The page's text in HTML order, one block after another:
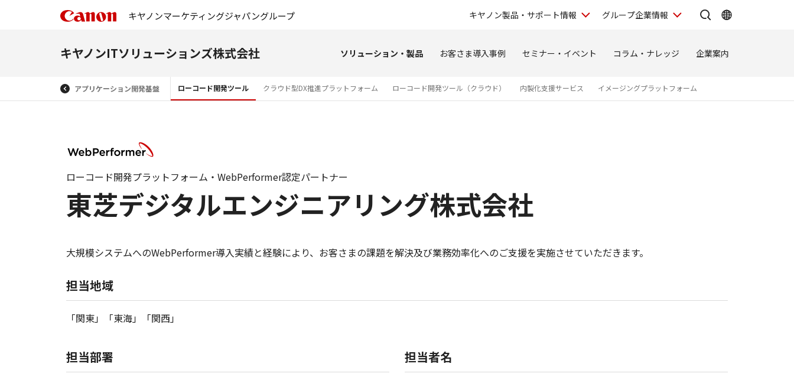
キヤノンマーケティングジャパングループ キヤノン製品・サポート情報 グループ企業情報
キヤノンITソリューションズ株式会社 ソリューション・製品 お客さま導入事例 セミナー・イベント コラム・ナレッジ 企業案内
アプリケーション開発基盤 ローコード開発ツール クラウド型DX推進プラットフォーム ローコード開発ツール（クラウド） 内製化支援サービス イメージングプラットフォーム
東芝デジタルエンジニアリング株式会社
ローコード開発プラットフォーム・WebPerformer認定パートナー
大規模システムへのWebPerformer導入実績と経験により、お客さまの課題を解決及び業務効率化へのご支援を実施させていただきます。
担当地域
「関東」「東海」「関西」
担当部署 担当者名